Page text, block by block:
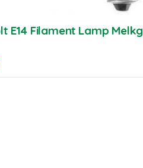
E14 Filament Lamp